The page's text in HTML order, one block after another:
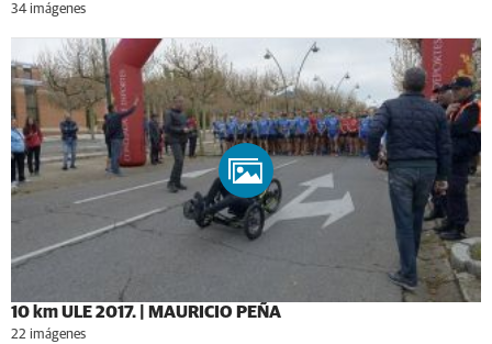
34 imágenes
10 km ULE 2017. | MAURICIO PEÑA
22 imágenes